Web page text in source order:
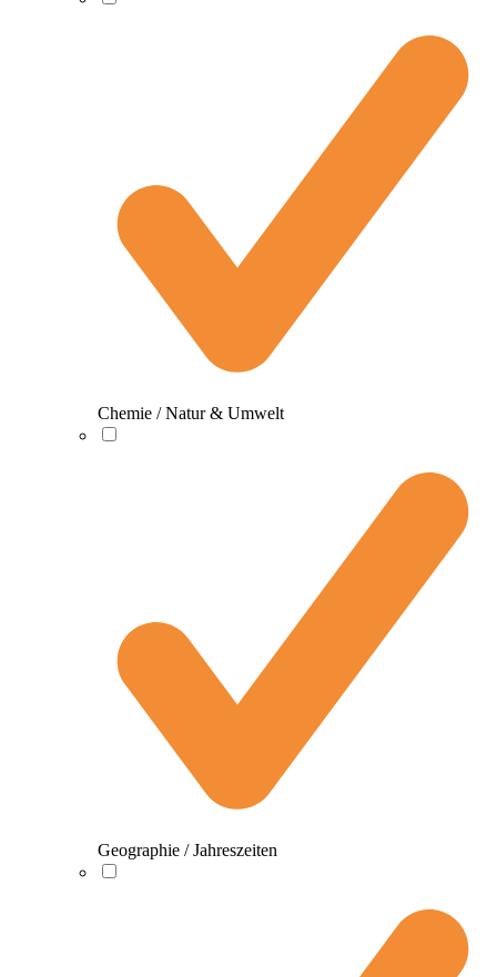
Chemie / Natur & Umwelt
Geographie / Jahreszeiten